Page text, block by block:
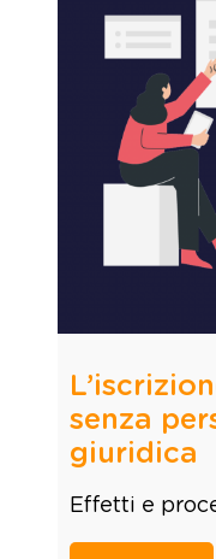
senza
giuridica
Effetti e